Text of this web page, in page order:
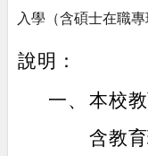
入學（含碩士在職
說明：
一、 本校
含教